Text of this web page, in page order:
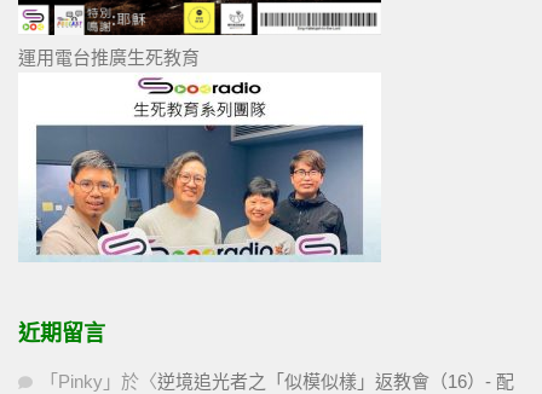
運用電台推廣生死教育
近期留言
「 Pinky 」於〈逆境追光者之「似模似樣」返教會（16）- 配